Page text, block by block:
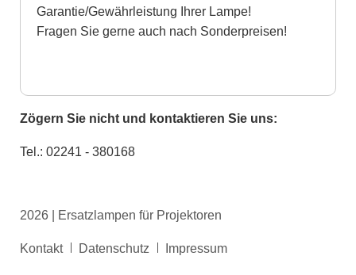
Garantie/Gewährleistung Ihrer Lampe!
Fragen Sie gerne auch nach Sonderpreisen!
Zögern Sie nicht und kontaktieren Sie uns:
Tel.: 02241 - 380168
2026 | Ersatzlampen für Projektoren
Navigation
Kontakt Datenschutz Impressum